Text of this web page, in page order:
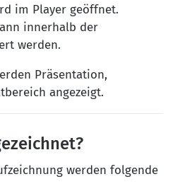
im Player geöffnet.
innerhalb der
werden.
Präsentation,
angezeigt.
werden folgende